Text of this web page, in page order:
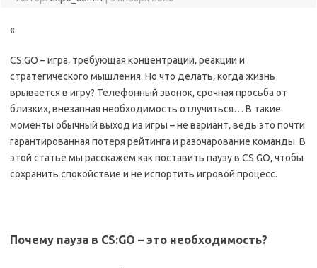
«
CS:GO – игра‚ требующая концентрации‚ реакции и
стратегического мышления. Но что делать‚ когда жизнь
врывается в игру? Телефонный звонок‚ срочная просьба от
близких‚ внезапная необходимость отлучиться… В такие
моменты обычный выход из игры – не вариант‚ ведь это почти
гарантированная потеря рейтинга и разочарование команды. В
этой статье мы расскажем как поставить паузу в CS:GO‚ чтобы
сохранить спокойствие и не испортить игровой процесс.
Почему пауза в CS:GO – это необходимость?